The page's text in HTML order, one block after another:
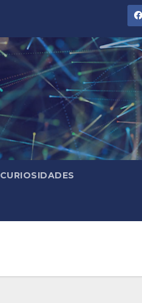
CURIOSIDADES